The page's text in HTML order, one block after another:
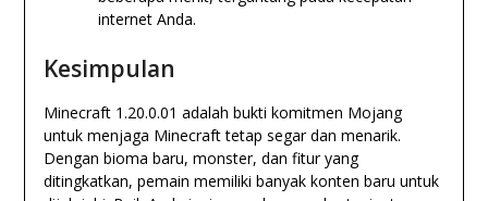
internet Anda.
Kesimpulan
Minecraft 1.20.0.01 adalah bukti komitmen Mojang
untuk menjaga Minecraft tetap segar dan menarik.
Dengan bioma baru, monster, dan fitur yang
ditingkatkan, pemain memiliki banyak konten baru untuk